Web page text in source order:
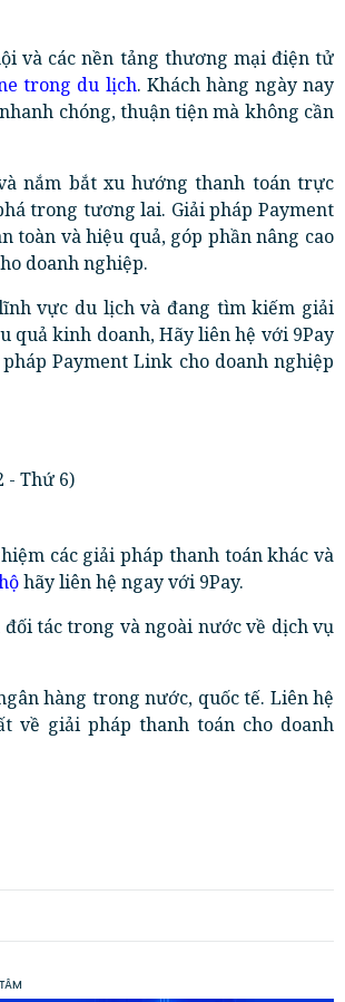
và các nền tảng thương mại điện tử
trong du lịch. Khách hàng ngày nay
chóng, thuận tiện mà không cần
nắm bắt xu hướng thanh toán trực
trong tương lai. Giải pháp Payment
và hiệu quả, góp phần nâng cao
doanh nghiệp.
vực du lịch và đang tìm kiếm giải
quả kinh doanh, Hãy liên hệ với 9Pay
Payment Link cho doanh nghiệp
- Thứ 6)
các giải pháp thanh toán khác và
hãy liên hệ ngay với 9Pay.
tác trong và ngoài nước về dịch vụ
hàng trong nước, quốc tế. Liên hệ
về giải pháp thanh toán cho doanh